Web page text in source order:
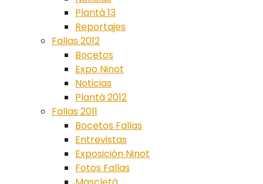
Plantà 13
Reportajes
Fallas 2012
Bocetos
Expo Ninot
Noticias
Plantà 2012
Fallas 2011
Bocetos Fallas
Entrevistas
Exposición Ninot
Fotos Fallas